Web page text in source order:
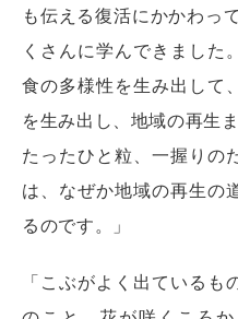
も伝える復活にかかわっ
くさんに学んできました
食の多様性を生み出して
を生み出し、地域の再生
たったひと粒、一握りの
は、なぜか地域の再生の
るのです。」
「こぶがよく出ているも